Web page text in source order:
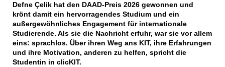
Defne Çelik hat den DAAD-Preis 2026 gewonnen und
krönt damit ein hervorragendes Studium und ein
außergewöhnliches Engagement für internationale
Studierende. Als sie die Nachricht erfuhr, war sie vor allem
eins: sprachlos. Über ihren Weg ans KIT, ihre Erfahrungen
und ihre Motivation, anderen zu helfen, spricht die
Studentin in clicKIT.